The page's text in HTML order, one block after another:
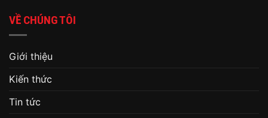
VỀ CHÚNG TÔI
Giới thiệu
Kiến thức
Tin tức